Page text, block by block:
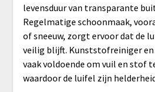
levensduur van transparante
Regelmatige schoonmaak,
of sneeuw, zorgt ervoor dat de
veilig blijft. Kunststofreiniger en
vaak voldoende om vuil en stof
waardoor de luifel zijn